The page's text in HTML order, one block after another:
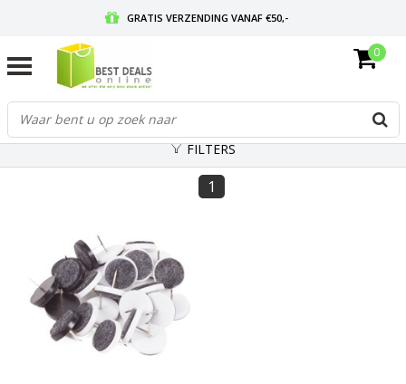
GRATIS VERZENDING VANAF €50,-
GRATIS RETOURNEREN EN 30 DAGEN BEDENKTIJD
0
FILTERS
1